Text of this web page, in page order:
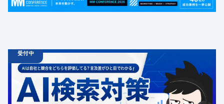
BtoB
受付中
診断
12.31 00:00
ChatGPT広告の最新動向・AI検索対策に関する無料相談
受付中